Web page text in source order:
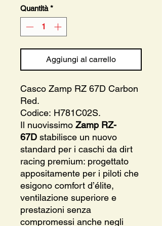
Quantità *
Aggiungi al carrello
Casco Zamp RZ 67D Carbon
Red.
Codice: H781C02S.
Il nuovissimo Zamp RZ-
67D stabilisce un nuovo
standard per i caschi da dirt
racing premium: progettato
appositamente per i piloti che
esigono comfort d’élite,
ventilazione superiore e
prestazioni senza
compromessi anche negli